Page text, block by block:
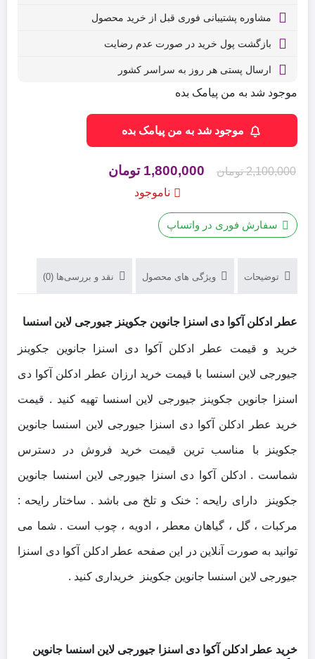
مشاوره پشتیبانی فوری قبل از خرید محصول
بازگشت پول خرید در صورت عدم رضایت
ارسال پستی هر روز به سراسر کشور
موجود شد به من پیامک بده
موجود شد به من پیامک بده
2,100,000 تومان
قیمت
اصلی
بود.
1,800,000 تومان
ناموجود
سفارش فوری در واتساپ
توضیحات ویژگی های محصول نقد و بررسی‌ها (0)
عطر ادکلن آکوا دی اسنزا جانوین جکوینز جیورجی لاین اسنسا
خرید و قیمت عطر ادکلن آکوا دی اسنزا جانوین جکوینز
جیورجی لاین اسنسا با قیمت خرید ارزان عطر ادکلن آکوا دی
اسنزا جانوین جکوینز جیورجی لاین اسنسا تهیه کنید . قیمت
خرید عطر ادکلن آکوا دی اسنزا جیورجی لاین اسنسا جانوین
جکوینز با مناسب ترین قیمت خرید فروش در دسترس
شماست . ادکلن آکوا دی اسنزا جیورجی لاین اسنسا جانوین
جکوینز دارای رایحه : خنک و تلخ می باشد . ساختار رایحه :
مرکبات ، گل ، گیاهان معطر ، ادویه ، چوب است . شما می
توانید به صورت آنلاین در این صفحه عطر ادکلن آکوا دی اسنزا
جیورجی لاین اسنسا جانوین جکوینز خریداری کنید .
خرید عطر ادکلن آکوا دی اسنزا جیورجی لاین اسنسا جانوین